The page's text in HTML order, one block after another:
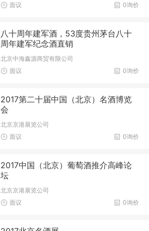
0询价
面议
八十周年建军酒，53度贵州茅台八十
周年建军纪念酒直销
北京中海鑫源商贸有限公司
0询价
面议
2017第二十届中国（北京）名酒博览
会
北京京港展览公司
0询价
面议
2017中国（北京）葡萄酒推介高峰论
坛
北京京港展览公司
0询价
面议